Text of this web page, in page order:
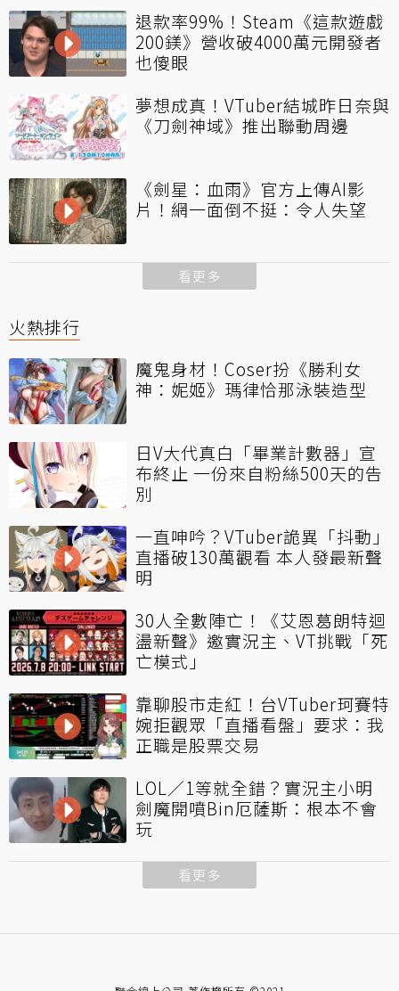
退款率99%！Steam《這款遊戲
200鎂》營收破4000萬元開發者
也傻眼
夢想成真！VTuber結城昨日奈與
《刀劍神域》推出聯動周邊
《劍星：血雨》官方上傳AI影
片！網一面倒不挺：令人失望
看更多
火熱排行
魔鬼身材！Coser扮《勝利女
神：妮姬》瑪律恰那泳裝造型
日V大代真白「畢業計數器」宣
布終止 一份來自粉絲500天的告
別
一直呻吟？VTuber詭異「抖動」
直播破130萬觀看 本人發最新聲
明
30人全數陣亡！《艾恩葛朗特迴
盪新聲》邀實況主、VT挑戰「死
亡模式」
靠聊股市走紅！台VTuber珂賽特
婉拒觀眾「直播看盤」要求：我
正職是股票交易
LOL／1等就全錯？實況主小明
劍魔開噴Bin厄薩斯：根本不會
玩
看更多